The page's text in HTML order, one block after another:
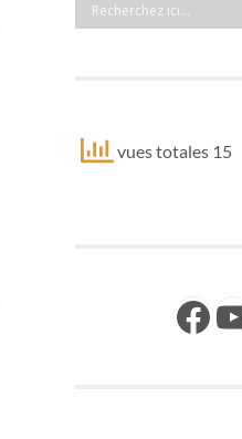
vues totales 15
Facebook YouTube